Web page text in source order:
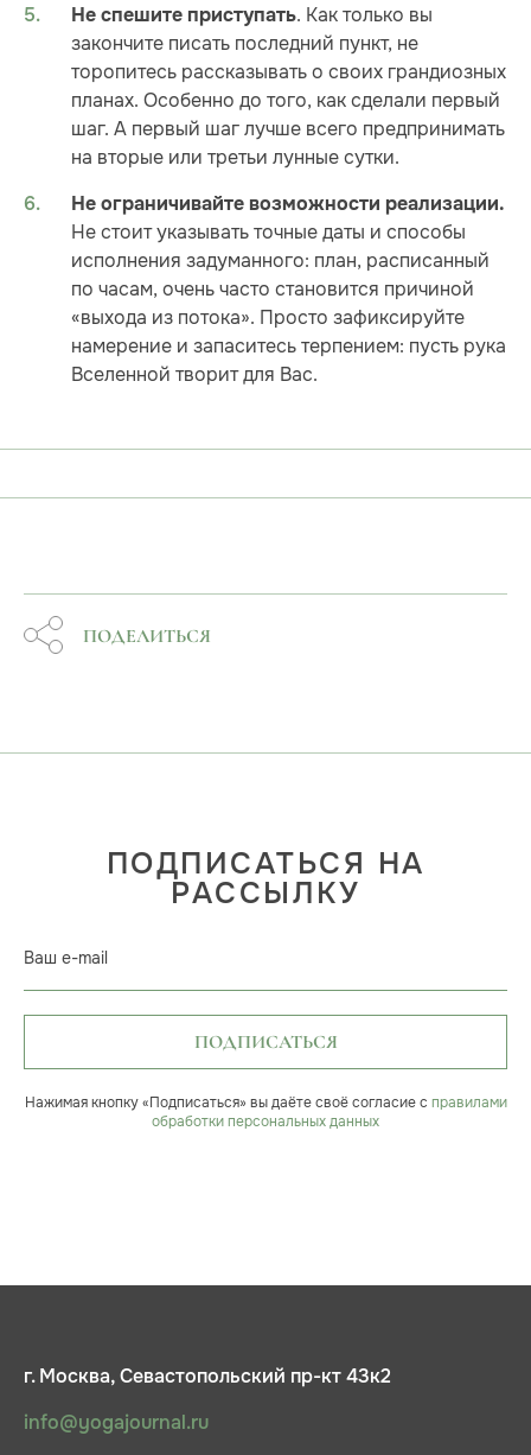
Не спешите приступать. Как только вы
закончите писать последний пункт, не
торопитесь рассказывать о своих грандиозных
планах. Особенно до того, как сделали первый
шаг. А первый шаг лучше всего предпринимать
на вторые или третьи лунные сутки.
Не ограничивайте возможности реализации.
Не стоит указывать точные даты и способы
исполнения задуманного: план, расписанный
по часам, очень часто становится причиной
«выхода из потока». Просто зафиксируйте
намерение и запаситесь терпением: пусть рука
Вселенной творит для Вас.
ПОДЕЛИТЬСЯ
ПОДПИСАТЬСЯ НА
РАССЫЛКУ
Ваш e-mail
ПОДПИСАТЬСЯ
Нажимая кнопку «Подписаться» вы даёте своё согласие с правилами
обработки персональных данных
г. Москва, Севастопольский пр-кт 43к2
info@yogajournal.ru